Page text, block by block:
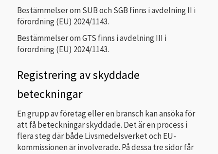
Bestämmelser om SUB och SGB finns i avdelning II i
förordning (EU) 2024/1143.
Bestämmelser om GTS finns i avdelning III i
förordning (EU) 2024/1143.
Registrering av skyddade
beteckningar
En grupp av företag eller en bransch kan ansöka för
att få beteckningar skyddade. Det är en process i
flera steg där både Livsmedelsverket och EU-
kommissionen är involverade. På dessa tre sidor får